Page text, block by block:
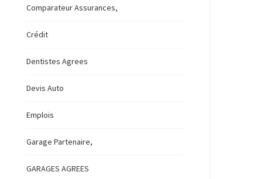
Comparateur Assurances,
Crédit
Dentistes Agrees
Devis Auto
Emplois
Garage Partenaire,
GARAGES AGREES